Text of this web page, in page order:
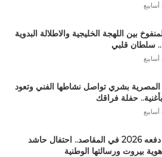
بين اللهجة الخليجية والاطلالة البدوية
سلطان قلبي
المصرية بشري تواصل نشاطها الفني وتعود
بأغنية.. حفلة فراقك
تخريج دفعه 2026 في المقاصد.. احتفال حاشد
بيروت ورسالتها الوطنية